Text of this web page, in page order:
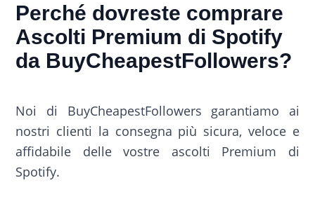
Perché dovreste comprare
Ascolti Premium di Spotify
da BuyCheapestFollowers?
Noi di BuyCheapestFollowers garantiamo ai
nostri clienti la consegna più sicura, veloce e
affidabile delle vostre ascolti Premium di
Spotify.